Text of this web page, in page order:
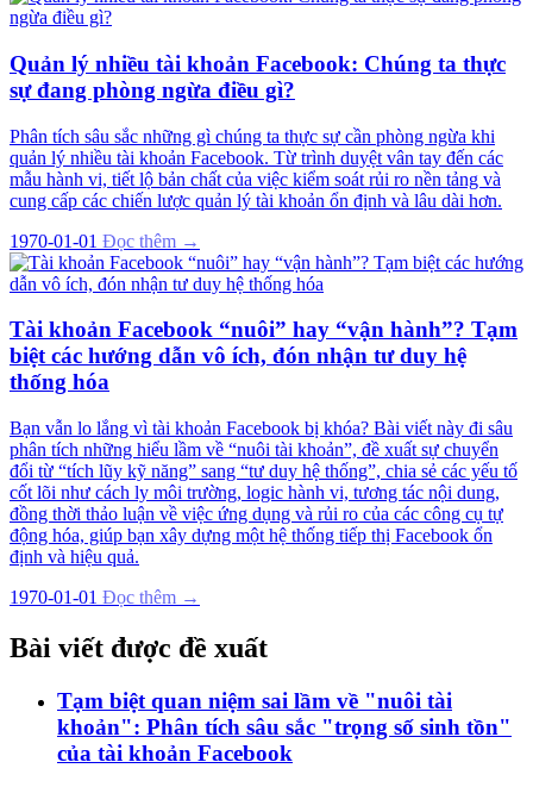
Quản lý nhiều tài khoản Facebook: Chúng ta thực
sự đang phòng ngừa điều gì?
Phân tích sâu sắc những gì chúng ta thực sự cần phòng ngừa khi
quản lý nhiều tài khoản Facebook. Từ trình duyệt vân tay đến các
mẫu hành vi, tiết lộ bản chất của việc kiểm soát rủi ro nền tảng và
cung cấp các chiến lược quản lý tài khoản ổn định và lâu dài hơn.
1970-01-01 Đọc thêm →
Tài khoản Facebook “nuôi” hay “vận hành”? Tạm
biệt các hướng dẫn vô ích, đón nhận tư duy hệ
thống hóa
Bạn vẫn lo lắng vì tài khoản Facebook bị khóa? Bài viết này đi sâu
phân tích những hiểu lầm về “nuôi tài khoản”, đề xuất sự chuyển
đổi từ “tích lũy kỹ năng” sang “tư duy hệ thống”, chia sẻ các yếu tố
cốt lõi như cách ly môi trường, logic hành vi, tương tác nội dung,
đồng thời thảo luận về việc ứng dụng và rủi ro của các công cụ tự
động hóa, giúp bạn xây dựng một hệ thống tiếp thị Facebook ổn
định và hiệu quả.
1970-01-01 Đọc thêm →
Bài viết được đề xuất
Tạm biệt quan niệm sai lầm về "nuôi tài
khoản": Phân tích sâu sắc "trọng số sinh tồn"
của tài khoản Facebook